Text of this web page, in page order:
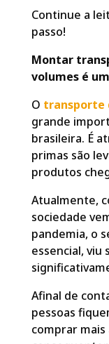
Continue a
passo!
Montar
volumes é
O transporte
grande
brasileira. É
primas são
produtos
Atualmente,
sociedade
pandemia, o
essencial, viu
Afinal de
pessoas
comprar